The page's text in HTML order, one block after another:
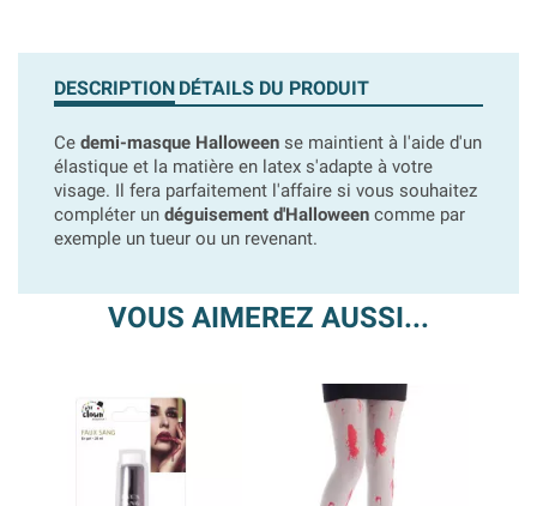
DESCRIPTION DÉTAILS DU PRODUIT
Ce demi-masque Halloween se maintient à l'aide d'un
élastique et la matière en latex s'adapte à votre
visage. Il fera parfaitement l'affaire si vous souhaitez
compléter un déguisement d'Halloween comme par
exemple un tueur ou un revenant.
VOUS AIMEREZ AUSSI...